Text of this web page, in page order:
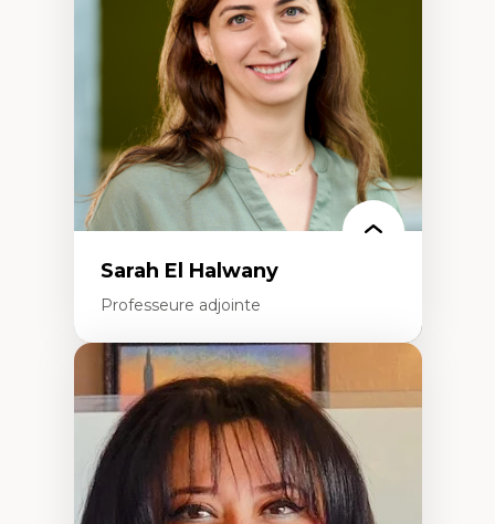
travers les données massives et l’IA
Recherche quantitative et qualitative sur
les auditoires médiatiques
Épistémologie des techniques de recherche
numérique et l’IA
Théorie des droits de la personne
La pensée politique d’Hannah Arendt
La pensée politique à l’ère numérique
Justice internationale et normes
internationales
Sarah El Halwany
Professeure adjointe
Expertises
Les apports pédagogiques des théories de
l'affect, du posthumanisme, du féminisme
dans l'éducation aux sciences
L'apprentissage des sciences/STIM dans une
perspective socioécologique de care
L’insertion professionnelle des
enseignant.e.s